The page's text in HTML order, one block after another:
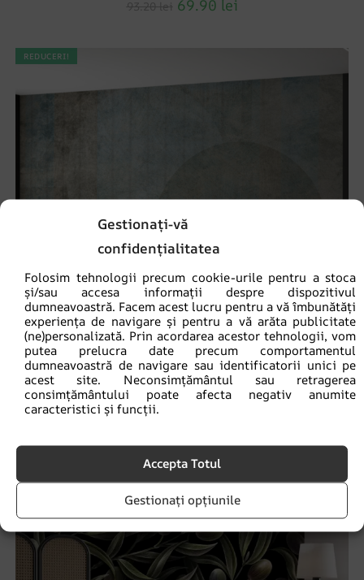
Gestionați-vă
confidențialitatea
Folosim tehnologii precum cookie-urile pentru a stoca
și/sau accesa informații despre dispozitivul
dumneavoastră. Facem acest lucru pentru a vă îmbunătăți
experiența de navigare și pentru a vă arăta publicitate
(ne)personalizată. Prin acordarea acestor tehnologii, vom
putea prelucra date precum comportamentul
dumneavoastră de navigare sau identificatorii unici pe
acest site. Neconsimțământul sau retragerea
consimțământului poate afecta negativ anumite
caracteristici și funcții.
Accepta Totul
Gestionați opțiunile
69.90 lei
REDUCERI!
Fototapet Două roți
REDUCERI!